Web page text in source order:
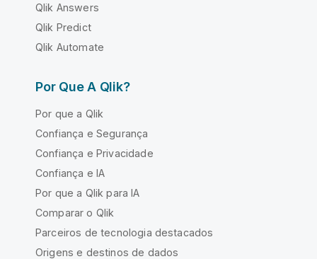
Qlik Answers
Qlik Predict
Qlik Automate
Por Que A Qlik?
Por que a Qlik
Confiança e Segurança
Confiança e Privacidade
Confiança e IA
Por que a Qlik para IA
Comparar o Qlik
Parceiros de tecnologia destacados
Origens e destinos de dados